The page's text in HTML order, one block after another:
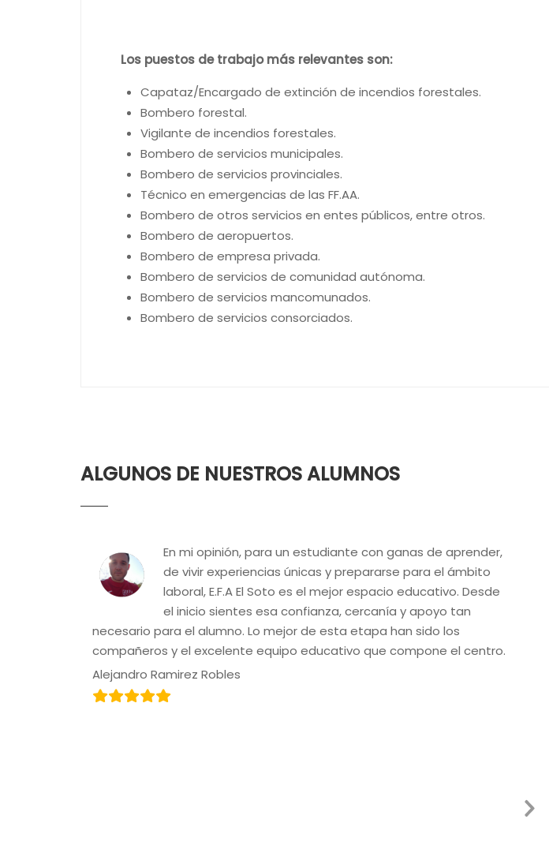
Los puestos de trabajo más relevantes son:
Capataz/Encargado de extinción de incendios forestales.
Bombero forestal.
Vigilante de incendios forestales.
Bombero de servicios municipales.
Bombero de servicios provinciales.
Técnico en emergencias de las FF.AA.
Bombero de otros servicios en entes públicos, entre otros.
Bombero de aeropuertos.
Bombero de empresa privada.
Bombero de servicios de comunidad autónoma.
Bombero de servicios mancomunados.
Bombero de servicios consorciados.
ALGUNOS DE NUESTROS ALUMNOS
En mi opinión, para un estudiante con ganas de aprender,
de vivir experiencias únicas y prepararse para el ámbito
laboral, E.F.A El Soto es el mejor espacio educativo. Desde
el inicio sientes esa confianza, cercanía y apoyo tan
necesario para el alumno. Lo mejor de esta etapa han sido los
compañeros y el excelente equipo educativo que compone el centro.
Alejandro Ramirez Robles